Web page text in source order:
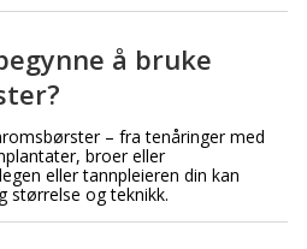
å bruke
– fra tenåringer med
broer eller
eller tannpleieren din kan
størrelse og teknikk.